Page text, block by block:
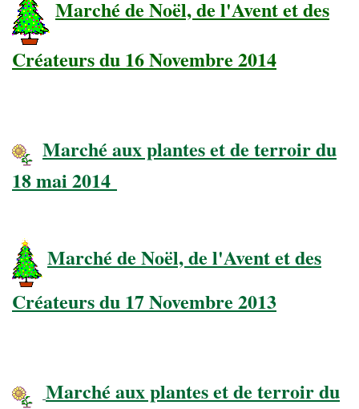
Marché de Noël, de l'Avent et des
Créateurs du 16 Novembre 2014
Marché aux plantes et de terroir du
18 mai 2014
Marché de Noël, de l'Avent et des
Créateurs du 17 Novembre 2013
Marché aux plantes et de terroir du